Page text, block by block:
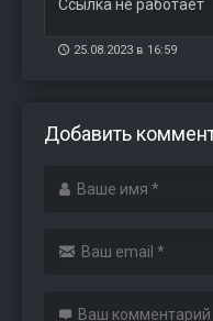
Ссылка не работает
25.08.2023 в 16:59
Добавить